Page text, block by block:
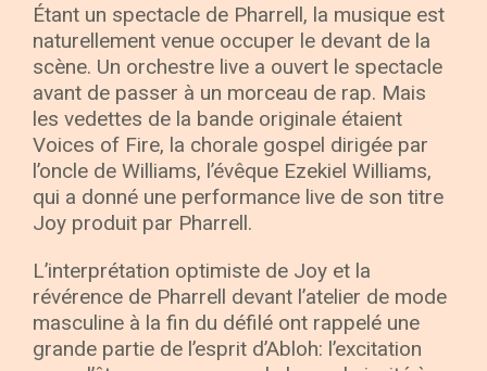
Étant un spectacle de Pharrell, la musique est
naturellement venue occuper le devant de la
scène. Un orchestre live a ouvert le spectacle
avant de passer à un morceau de rap. Mais
les vedettes de la bande originale étaient
Voices of Fire, la chorale gospel dirigée par
l’oncle de Williams, l’évêque Ezekiel Williams,
qui a donné une performance live de son titre
Joy produit par Pharrell.
L’interprétation optimiste de Joy et la
révérence de Pharrell devant l’atelier de mode
masculine à la fin du défilé ont rappelé une
grande partie de l’esprit d’Abloh: l’excitation